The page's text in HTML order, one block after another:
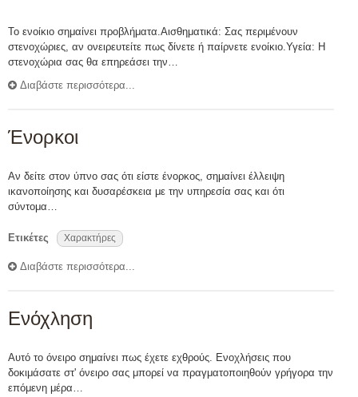
Το ενοίκιο σημαίνει προβλήματα.Αισθηματικά: Σας περιμένουν
στενοχώριες, αν ονειρευτείτε πως δίνετε ή παίρνετε ενοίκιο.Υγεία: Η
στενοχώρια σας θα επηρεάσει την…
Διαβάστε περισσότερα...
Ένορκοι
Αν δείτε στον ύπνο σας ότι είστε ένορκος, σημαίνει έλλειψη
ικανοποίησης και δυσαρέσκεια με την υπηρεσία σας και ότι
σύντομα…
Ετικέτες Χαρακτήρες
Διαβάστε περισσότερα...
Ενόχληση
Αυτό το όνειρο σημαίνει πως έχετε εχθρούς. Ενοχλήσεις που
δοκιμάσατε στ' όνειρο σας μπορεί να πραγματοποιηθούν γρήγορα την
επόμενη μέρα…